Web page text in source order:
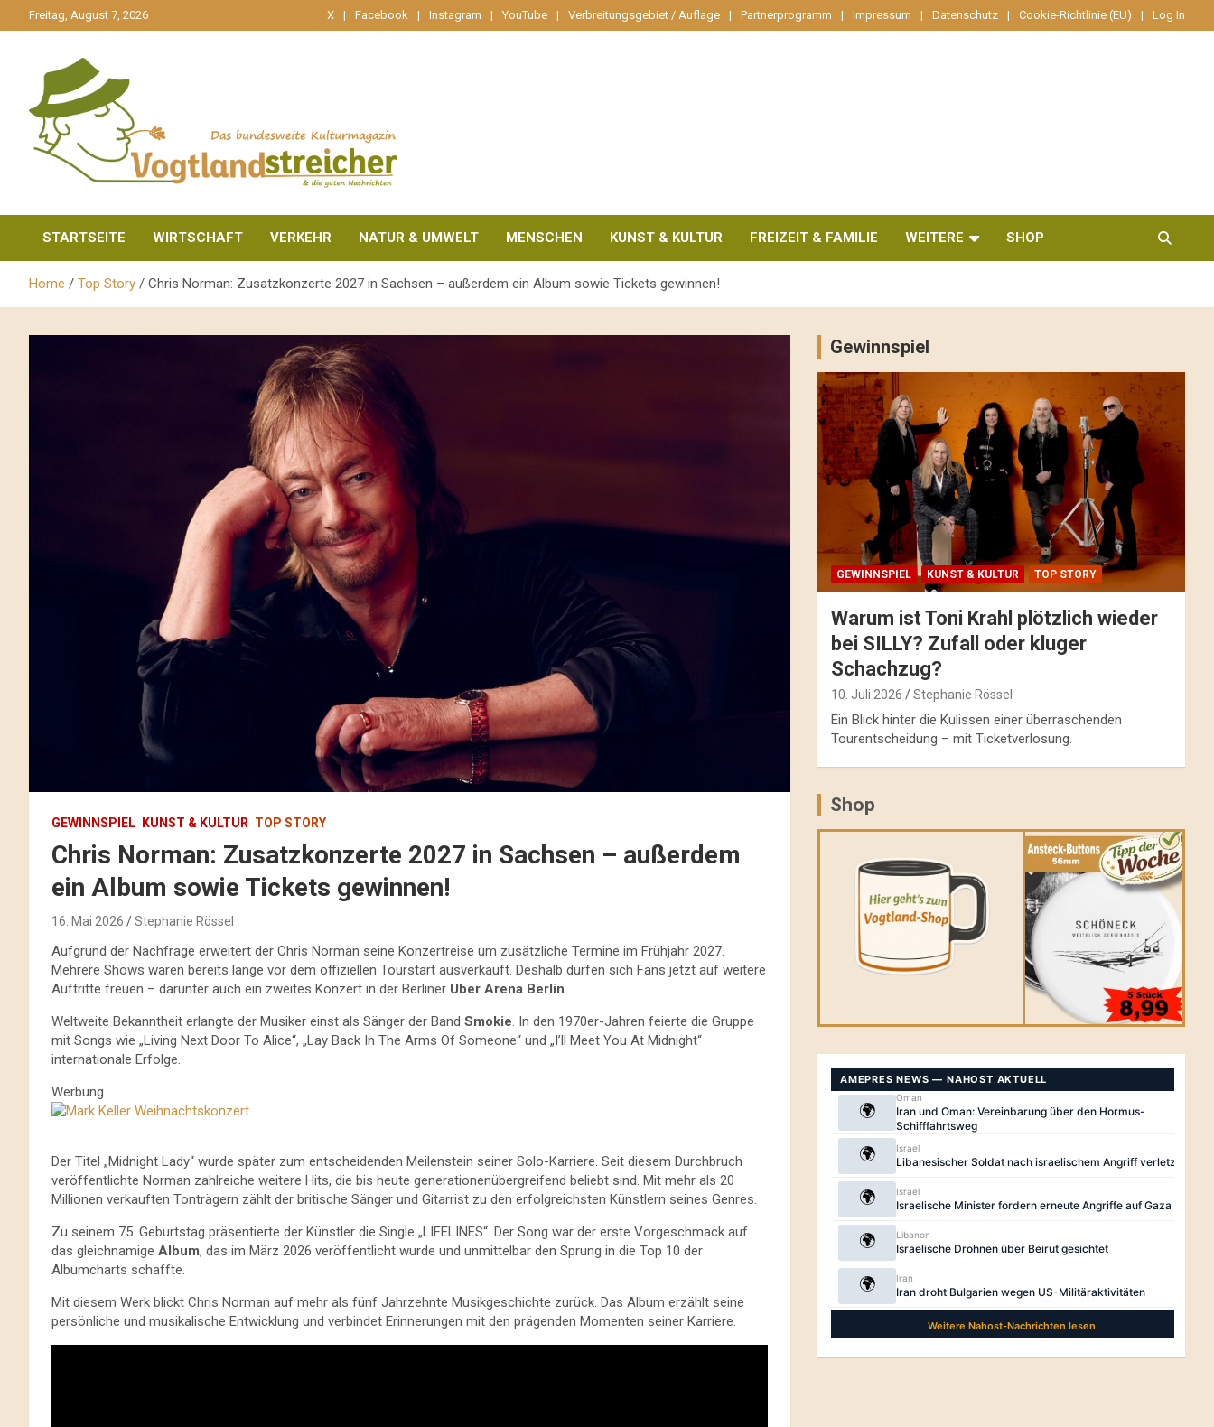
zum
Freitag, August 7, 2026 X Facebook Instagram YouTube Verbreitungsgebiet / Auflage Partnerprogramm Impressum Datenschutz Cookie-Richtlinie (EU) Log In
Vogtlandstreicher
STARTSEITE WIRTSCHAFT VERKEHR NATUR & UMWELT MENSCHEN KUNST & KULTUR FREIZEIT & FAMILIE WEITERE SHOP
Home Top Story Chris Norman: Zusatzkonzerte 2027 in Sachsen – außerdem ein Album sowie Tickets gewinnen!
GEWINNSPIEL KUNST & KULTUR TOP STORY
Chris Norman: Zusatzkonzerte 2027 in Sachsen – außerdem
ein Album sowie Tickets gewinnen!
16. Mai 2026 Stephanie Rössel
Aufgrund der Nachfrage erweitert der Chris Norman seine Konzertreise um zusätzliche Termine im Frühjahr 2027.
Mehrere Shows waren bereits lange vor dem offiziellen Tourstart ausverkauft. Deshalb dürfen sich Fans jetzt auf weitere
Auftritte freuen – darunter auch ein zweites Konzert in der Berliner Uber Arena Berlin
Weltweite Bekanntheit erlangte der Musiker einst als Sänger der Band Smokie . In den 1970er-Jahren feierte die Gruppe
mit Songs wie „Living Next Door To Alice“, „Lay Back In The Arms Of Someone“ und „I’ll Meet You At Midnight“
internationale Erfolge.
Werbung
Der Titel „Midnight Lady“ wurde später zum entscheidenden Meilenstein seiner Solo-Karriere. Seit diesem Durchbruch
veröffentlichte Norman zahlreiche weitere Hits, die bis heute generationenübergreifend beliebt sind. Mit mehr als 20
Millionen verkauften Tonträgern zählt der britische Sänger und Gitarrist zu den erfolgreichsten Künstlern seines Genres.
Zu seinem 75. Geburtstag präsentierte der Künstler die Single „LIFELINES“. Der Song war der erste Vorgeschmack auf
das gleichnamige Album, das im März 2026 veröffentlicht wurde und unmittelbar den Sprung in die Top 10 der
Albumcharts schaffte.
Mit diesem Werk blickt Chris Norman auf mehr als fünf Jahrzehnte Musikgeschichte zurück. Das Album erzählt seine
persönliche und musikalische Entwicklung und verbindet Erinnerungen mit den prägenden Momenten seiner Karriere.
Gewinnspiel
GEWINNSPIEL KUNST & KULTUR TOP STORY
Warum ist Toni Krahl plötzlich wieder
bei SILLY? Zufall oder kluger
Schachzug?
10. Juli 2026 Stephanie Rössel
Ein Blick hinter die Kulissen einer überraschenden
Tourentscheidung – mit Ticketverlosung.
Shop